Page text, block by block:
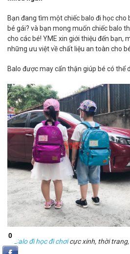
Bạn đang tìm một chiếc balo đi học cho
bé gái? và bạn mong muốn chiếc balo
cho các bé! YME xin giới thiệu đến bạn,
những ưu việt về chất liệu an toàn cho
Balo được may cẩn thận giúp bé có thể
Balo đi học đi chơicực xinh, thời